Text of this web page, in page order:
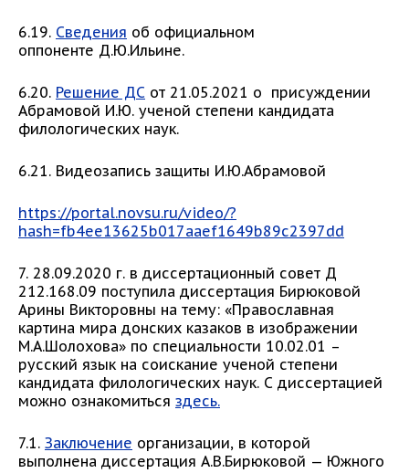
6.19. Сведения об официальном
оппоненте Д.Ю.Ильине.
6.20. Решение ДС от 21.05.2021 о присуждении
Абрамовой И.Ю. ученой степени кандидата
филологических наук.
6.21. Видеозапись защиты И.Ю.Абрамовой
https://portal.novsu.ru/video/?
hash=fb4ee13625b017aaef1649b89c2397dd
7. 28.09.2020 г. в диссертационный совет Д
212.168.09 поступила диссертация Бирюковой
Арины Викторовны на тему: «Православная
картина мира донских казаков в изображении
М.А.Шолохова» по специальности 10.02.01 –
русский язык на соискание ученой степени
кандидата филологических наук. С диссертацией
можно ознакомиться здесь.
7.1. Заключение организации, в которой
выполнена диссертация А.В.Бирюковой — Южного